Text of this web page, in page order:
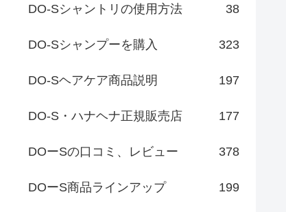
DO-Sシャントリの使用方法 38
DO-Sシャンプーを購入 323
DO-Sヘアケア商品説明 197
DO-S・ハナヘナ正規販売店 177
DOーSの口コミ、レビュー 378
DOーS商品ラインアップ 199